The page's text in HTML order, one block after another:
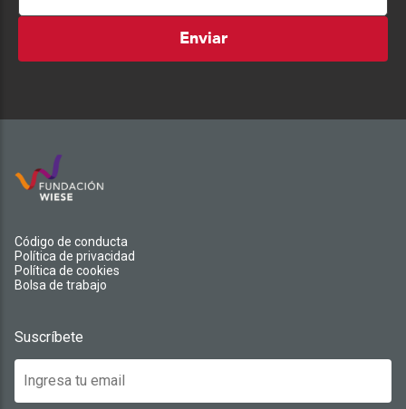
Enviar
Código de conducta
Política de privacidad
Política de cookies
Bolsa de trabajo
Suscríbete